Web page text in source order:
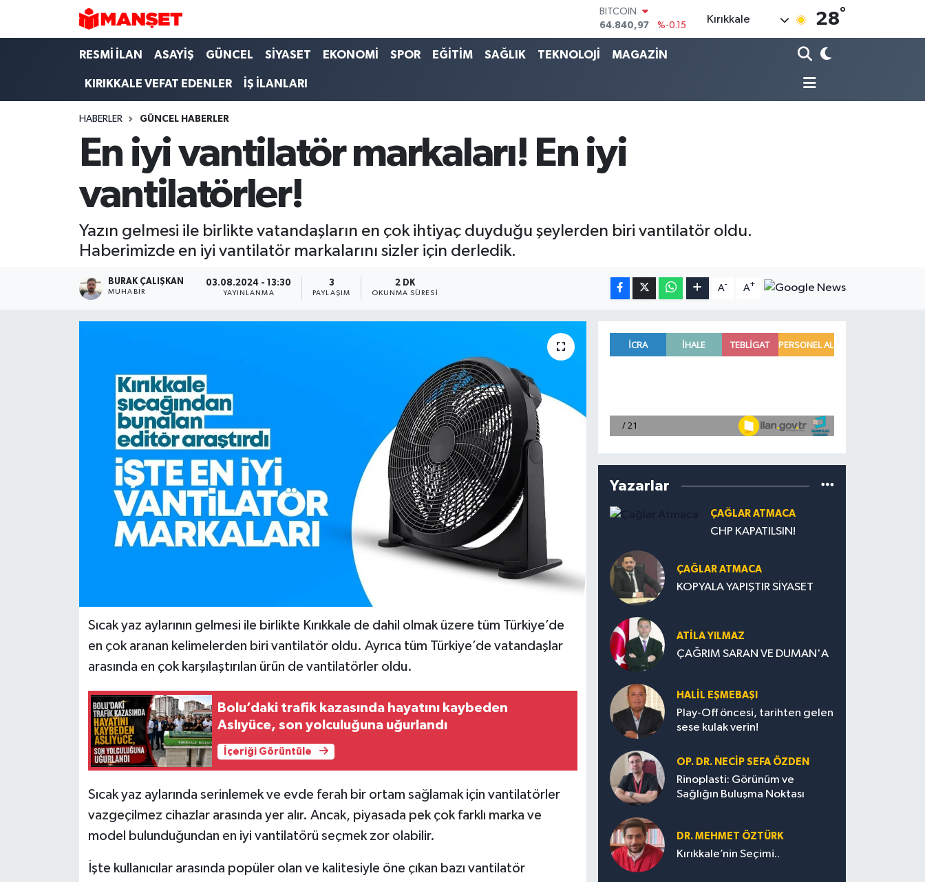
64.840,97
DOLAR
47,7436
%0.18
EURO
BİST100
13.779
Kırıkkale 28°
RESMİ İLAN ASAYİŞ GÜNCEL SİYASET EKONOMİ SPOR EĞİTİM SAĞLIK TEKNOLOJİ MAGAZİN
KIRIKKALE VEFAT EDENLER İŞ İLANLARI
HABERLER GÜNCEL HABERLER
En iyi vantilatör markaları! En iyi
vantilatörler!
Yazın gelmesi ile birlikte vatandaşların en çok ihtiyaç duyduğu şeylerden biri vantilatör oldu.
Haberimizde en iyi vantilatör markalarını sizler için derledik.
BURAK ÇALIŞKAN
MUHABIR
03.08.2024 - 13:30
YAYINLANMA
3
PAYLAŞIM
2 DK
OKUNMA SÜRESI
A- A+
Sıcak yaz aylarının gelmesi ile birlikte Kırıkkale de dahil olmak üzere tüm Türkiye’de
en çok aranan kelimelerden biri vantilatör oldu. Ayrıca tüm Türkiye’de vatandaşlar
arasında en çok karşılaştırılan ürün de vantilatörler oldu.
Bolu’daki trafik kazasında hayatını kaybeden
Aslıyüce, son yolculuğuna uğurlandı
İçeriği Görüntüle
Sıcak yaz aylarında serinlemek ve evde ferah bir ortam sağlamak için vantilatörler
vazgeçilmez cihazlar arasında yer alır. Ancak, piyasada pek çok farklı marka ve
model bulunduğundan en iyi vantilatörü seçmek zor olabilir.
İşte kullanıcılar arasında popüler olan ve kalitesiyle öne çıkan bazı vantilatör
Yazarlar
ÇAĞLAR ATMACA
CHP KAPATILSIN!
ÇAĞLAR ATMACA
KOPYALA YAPIŞTIR SİYASET
ATILA YILMAZ
ÇAĞRIM SARAN VE DUMAN'A
HALIL EŞMEBAŞI
Play-Off öncesi, tarihten gelen
sese kulak verin!
OP. DR. NECIP SEFA ÖZDEN
Rinoplasti: Görünüm ve
Sağlığın Buluşma Noktası
DR. MEHMET ÖZTÜRK
Kırıkkale’nin Seçimi..
Hava Durumu
Trafik Durumu
Süper Lig Puan Durumu ve Fikstür
Tüm Manşetler
Son Dakika Haberleri
Haber Arşivi